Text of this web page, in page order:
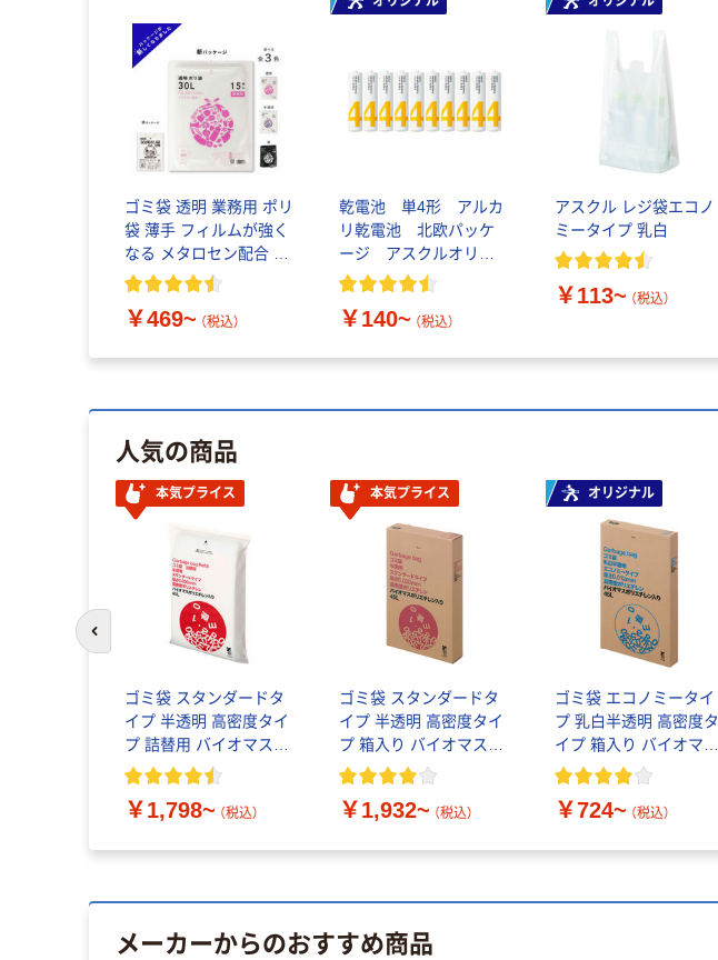
ゴミ袋 透明 業務用 ポリ
袋 薄手 フィルムが強く
なる メタロセン配合 伊
藤忠リーテイルリンク
￥469~ （税込）
乾電池 単4形 アルカ
リ乾電池 北欧パッケ
ージ アスクルオリジ
ナル
￥140~ （税込）
アスクル レジ袋エコノ
ミータイプ 乳白
￥113~ （税込）
人気の商品
本気プライス
ゴミ袋 スタンダードタ
イプ 半透明 高密度タイ
プ 詰替用 バイオマス素
材10％配合
￥1,798~ （税込）
本気プライス
ゴミ袋 スタンダードタ
イプ 半透明 高密度タイ
プ 箱入り バイオマス素
材10％配合
￥1,932~ （税込）
オリジナル
ゴミ袋 エコノミータイ
プ 乳白半透明 高密度タ
イプ 箱入り バイオマス
素材10％配合
￥724~ （税込）
前のスライドへ
メーカーからのおすすめ商品